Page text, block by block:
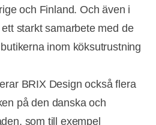
och Finland. Och även i
starkt samarbete med de
inom köksutrustning
BRIX Design också flera
på den danska och
som till exempel